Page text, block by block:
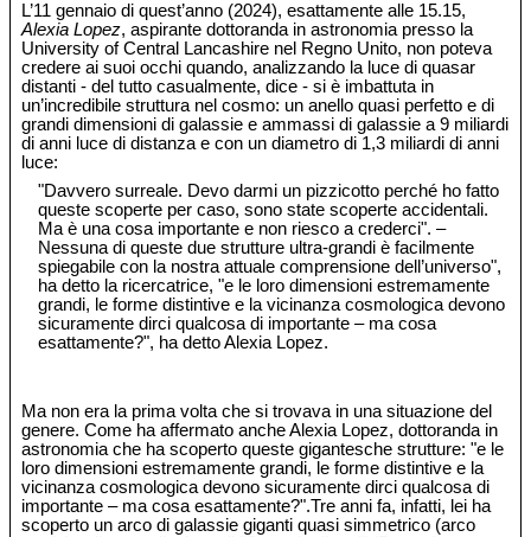
L’11 gennaio di quest’anno (2024), esattamente alle 15.15,
Alexia Lopez, aspirante dottoranda in astronomia presso la
University of Central Lancashire nel Regno Unito, non poteva
credere ai suoi occhi quando, analizzando la luce di quasar
distanti - del tutto casualmente, dice - si è imbattuta in
un’incredibile struttura nel cosmo: un anello quasi perfetto e di
grandi dimensioni di galassie e ammassi di galassie a 9 miliardi
di anni luce di distanza e con un diametro di 1,3 miliardi di anni
luce:
"Davvero surreale. Devo darmi un pizzicotto perché ho fatto
queste scoperte per caso, sono state scoperte accidentali.
Ma è una cosa importante e non riesco a crederci". –
Nessuna di queste due strutture ultra-grandi è facilmente
spiegabile con la nostra attuale comprensione dell’universo",
ha detto la ricercatrice, "e le loro dimensioni estremamente
grandi, le forme distintive e la vicinanza cosmologica devono
sicuramente dirci qualcosa di importante – ma cosa
esattamente?", ha detto Alexia Lopez.
Ma non era la prima volta che si trovava in una situazione del
genere. Come ha affermato anche Alexia Lopez, dottoranda in
astronomia che ha scoperto queste gigantesche strutture: "e le
loro dimensioni estremamente grandi, le forme distintive e la
vicinanza cosmologica devono sicuramente dirci qualcosa di
importante – ma cosa esattamente?".Tre anni fa, infatti, lei ha
scoperto un arco di galassie giganti quasi simmetrico (arco